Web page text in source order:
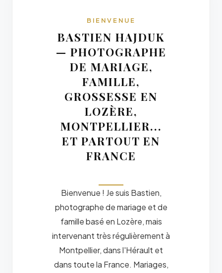
BIENVENUE
BASTIEN HAJDUK
— PHOTOGRAPHE
DE MARIAGE,
FAMILLE,
GROSSESSE EN
LOZÈRE,
MONTPELLIER...
ET PARTOUT EN
FRANCE
Bienvenue ! Je suis Bastien,
photographe de mariage et de
famille basé en Lozère, mais
intervenant très régulièrement à
Montpellier, dans l'Hérault et
dans toute la France. Mariages,